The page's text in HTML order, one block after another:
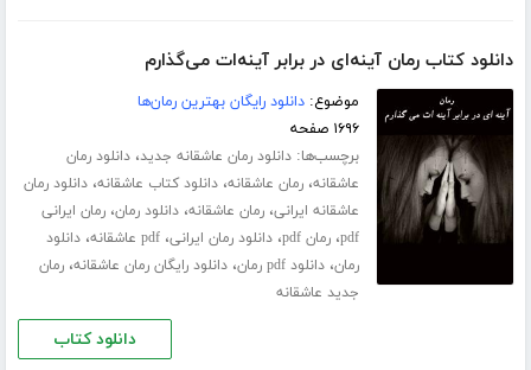
دانلود کتاب رمان آینه‌ای در برابر آینه‌ات می‌گذارم
موضوع:دانلود رایگان بهترین رمان‌ها
۱۶۹۶ صفحه
برچسب‌ها:دانلود رمان عاشقانه جدید،دانلود رمان
عاشقانه،رمان عاشقانه،دانلود کتاب عاشقانه،دانلود رمان
عاشقانه ایرانی،رمان عاشقانه،دانلود رمان،رمان ایرانی
pdf،رمان pdf ،دانلود رمان ایرانی،pdf عاشقانه ،دانلود
رمان،دانلود pdf رمان ،دانلود رایگان رمان عاشقانه،رمان
جدید عاشقانه
دانلود کتاب